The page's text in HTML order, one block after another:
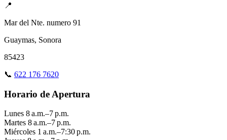
📍
Mar del Nte. numero 91
Guaymas, Sonora
85423
📞 622 176 7620
Horario de Apertura
Lunes 8 a.m.–7 p.m.
Martes 8 a.m.–7 p.m.
Miércoles 1 a.m.–7:30 p.m.